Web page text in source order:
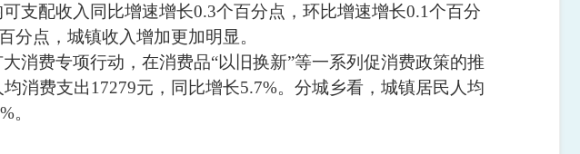
支配收入同比增速增长0.3个百分点，环比增速增长0.1个百分
分点，城镇收入增加更加明显。
消费专项行动，在消费品“以旧换新”等一系列促消费政策的推
均消费支出17279元，同比增长5.7%。分城乡看，城镇居民人均
。